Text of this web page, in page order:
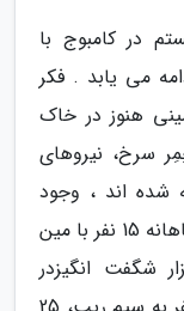
در کامبوج با
می یابد . فکر
هنوز در خاک
سرخ، نیروهای
شده اند ، وجود
دارند. امروزه مردم کامبوج به طور میانه ماهانه 15 نفر با مین
شگفت انگیزدر